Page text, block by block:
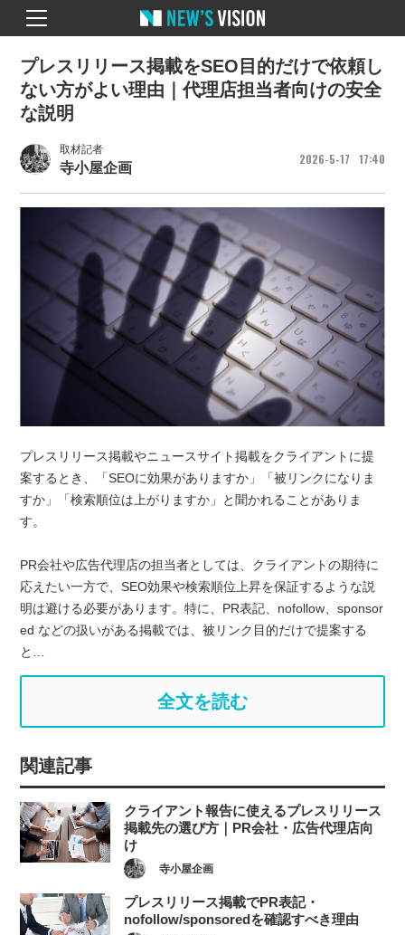
取材記者
寺小屋企画
2026 5 17 17 40
プレスリリース掲載をSEO目的だけで依頼し
ない方がよい理由｜代理店担当者向けの安全
な説明
プレスリリース掲載やニュースサイト掲載をクライアントに提
案するとき、「SEOに効果がありますか」「被リンクになりま
すか」「検索順位は上がりますか」と聞かれることがありま
す。
PR会社や広告代理店の担当者としては、クライアントの期待に
応えたい一方で、SEO効果や検索順位上昇を保証するような説
明は避ける必要があります。特に、PR表記、nofollow、sponsor
ed などの扱いがある掲載では、被リンク目的だけで提案する
と…
全文を読む
関連記事
クライアント報告に使えるプレスリリース
掲載先の選び方｜PR会社・広告代理店向
け
寺小屋企画
プレスリリース掲載でPR表記・
nofollow/sponsoredを確認すべき理由